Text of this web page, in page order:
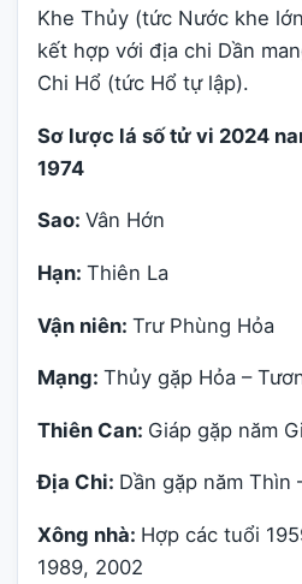
Khe Thủy (tức Nước khe
kết hợp với địa chi Dần
Chi Hổ (tức Hổ tự lập).
Sơ lược lá số tử vi 2024
1974
Sao: Vân Hớn
Hạn: Thiên La
Vận niên: Trư Phùng Hỏa
Mạng: Thủy gặp Hỏa –
Thiên Can: Giáp gặp năm
Địa Chi: Dần gặp năm Thìn
Xông nhà: Hợp các tuổi
1989, 2002